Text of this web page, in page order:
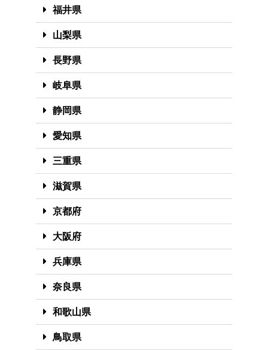
福井県
山梨県
長野県
岐阜県
静岡県
愛知県
三重県
滋賀県
京都府
大阪府
兵庫県
奈良県
和歌山県
鳥取県